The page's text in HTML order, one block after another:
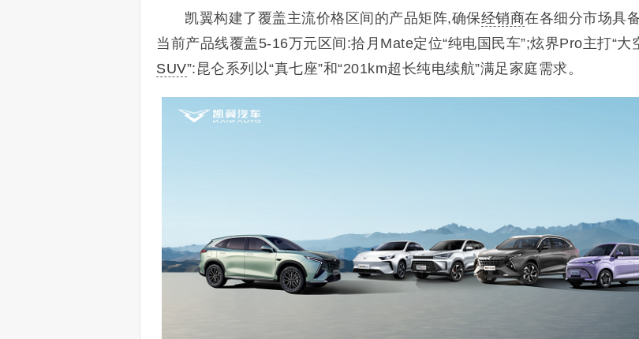
凯翼构建了覆盖主流价格区间的产品矩阵,确保经销商在各细分市场具
当前产品线覆盖5-16万元区间:拾月Mate定位“纯电国民车”;炫界Pro主打“大
SUV”:昆仑系列以“真七座”和“201km超长纯电续航”满足家庭需求。